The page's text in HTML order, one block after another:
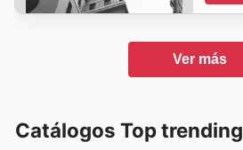
Ver más
Catálogos Top trending